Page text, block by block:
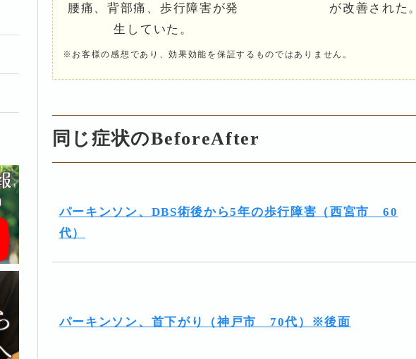
腰痛、背部痛、歩行障害が発
生していた。
が改善された。
※お客様の感想であり、効果効能を保証するものではありません。
同じ症状のBeforeAfter
パーキンソン、DBS術後から5年の歩行障害（西宮市 60
代）
パーキンソン、首下がり（神戸市 70代）※後面